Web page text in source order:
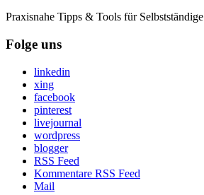
Praxisnahe Tipps & Tools für Selbstständige
Folge uns
linkedin
xing
facebook
pinterest
livejournal
wordpress
blogger
RSS Feed
Kommentare RSS Feed
Mail